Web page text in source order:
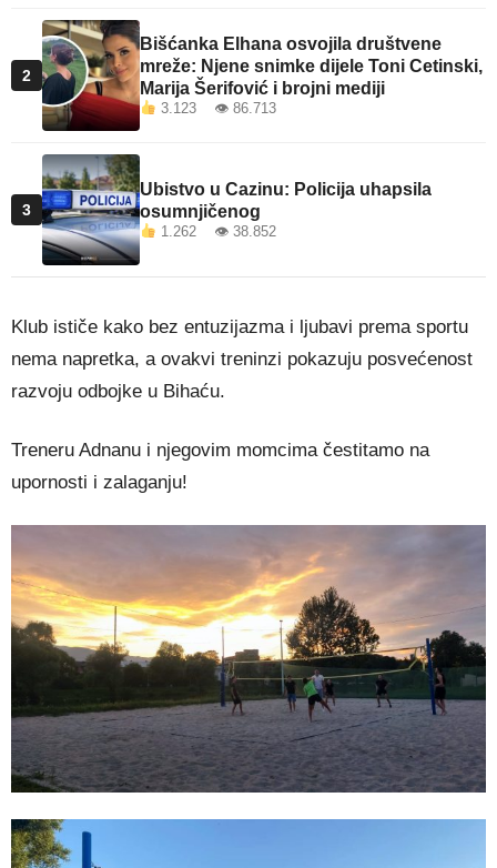
2
Bišćanka Elhana osvojila društvene
mreže: Njene snimke dijele Toni Cetinski,
Marija Šerifović i brojni mediji
3.123 👁 86.713
3
Ubistvo u Cazinu: Policija uhapsila
osumnjičenog
1.262 👁 38.852
Klub ističe kako bez entuzijazma i ljubavi prema sportu
nema napretka, a ovakvi treninzi pokazuju posvećenost
razvoju odbojke u Bihaću.
Treneru Adnanu i njegovim momcima čestitamo na
upornosti i zalaganju!